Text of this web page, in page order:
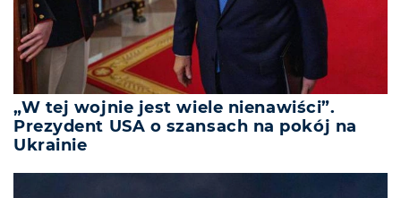
„W tej wojnie jest wiele nienawiści”.
Prezydent USA o szansach na pokój na
Ukrainie